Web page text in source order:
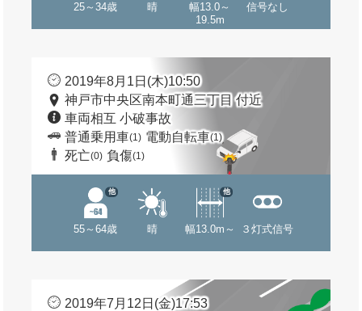
25～34歳 晴
幅13.0～
19.5m
信号なし
2019年8月1日(木)10:50
神戸市中央区南本町通三丁目 付近
車両相互 小破事故
普通乗用車(1) 電動自転車(1)
死亡(0) 負傷(1)
55～64歳
他
晴 幅13.0m～
他
３灯式信号
2019年7月12日(金)17:53